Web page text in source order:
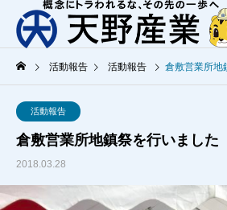
活動報告 活動報告 倉敷営業所地
活動報告
倉敷営業所地鎮祭を行いました
2018.03.28